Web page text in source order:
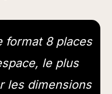
format 8 places
le plus
les dimensions